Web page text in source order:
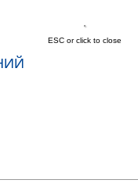
ESC or click to close